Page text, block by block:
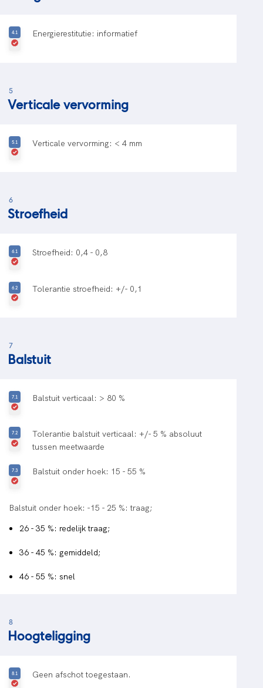
Energierestitutie: informatief
5
Verticale vervorming
Verticale vervorming: < 4 mm
6
Stroefheid
Stroefheid: 0,4 - 0,8
Tolerantie stroefheid: +/- 0,1
7
Balstuit
Balstuit verticaal: > 80 %
Tolerantie balstuit verticaal: +/- 5 % absoluut
tussen meetwaarde
Balstuit onder hoek: 15 - 55 %
Balstuit onder hoek: -15 - 25 %: traag;
26 - 35 %: redelijk traag;
36 - 45 %: gemiddeld;
46 - 55 %: snel
8
Hoogteligging
Geen afschot toegestaan.